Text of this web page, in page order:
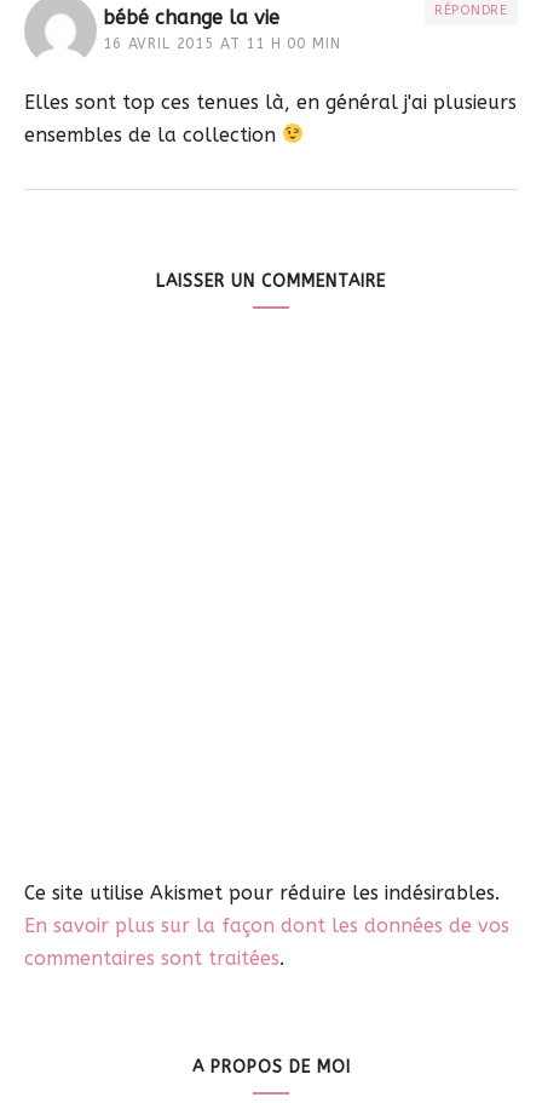
bébé change la vie
16 AVRIL 2015 AT 11 H 00 MIN
RÉPONDRE
Elles sont top ces tenues là, en général j'ai plusieurs
ensembles de la collection
LAISSER UN COMMENTAIRE
Ce site utilise Akismet pour réduire les indésirables.
En savoir plus sur la façon dont les données de vos
commentaires sont traitées.
A PROPOS DE MOI